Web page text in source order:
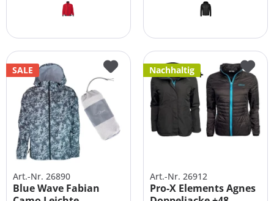
SALE
Art.-Nr. 26890
Blue Wave Fabian
Nachhaltig
Art.-Nr. 26912
Pro-X Elements Agnes